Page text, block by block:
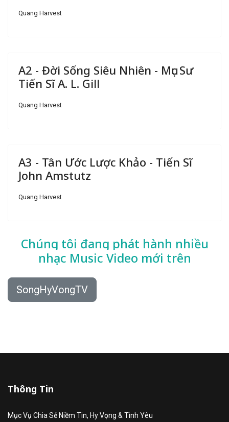
Quang Harvest
A2 - Đời Sống Siêu Nhiên - Mục Sư
Tiến Sĩ A. L. Gill
Quang Harvest
A3 - Tân Ước Lược Khảo - Tiến Sĩ
John Amstutz
Quang Harvest
Chúng tôi đang phát hành nhiều
nhạc Music Video mới trên
SongHyVongTV
Thông Tin
Mục Vụ Chia Sẻ Niềm Tin, Hy Vọng & Tình Yêu